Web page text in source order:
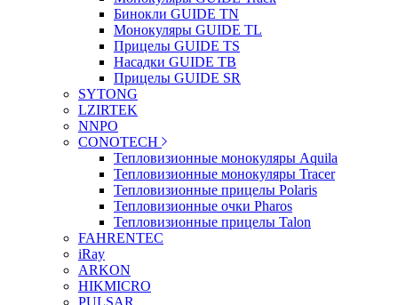
Бинокли GUIDE TN
Монокуляры GUIDE TL
Прицелы GUIDE TS
Насадки GUIDE TB
Прицелы GUIDE SR
SYTONG
LZIRTEK
NNPO
CONOTECH
Тепловизионные монокуляры Aquila
Тепловизионные монокуляры Tracer
Тепловизионные прицелы Polaris
Тепловизионные очки Pharos
Тепловизионные прицелы Talon
FAHRENTEC
iRay
ARKON
HIKMICRO
PULSAR